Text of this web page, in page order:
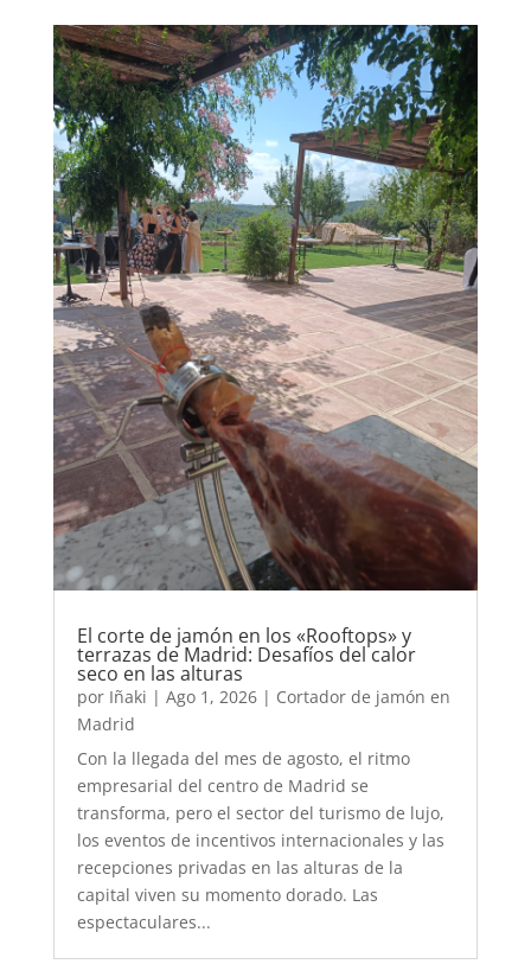
El corte de jamón en los «Rooftops» y
terrazas de Madrid: Desafíos del calor
seco en las alturas
por Iñaki | Ago 1, 2026| Cortador de jamón en
Madrid
Con la llegada del mes de agosto, el ritmo
empresarial del centro de Madrid se
transforma, pero el sector del turismo de lujo,
los eventos de incentivos internacionales y las
recepciones privadas en las alturas de la
capital viven su momento dorado. Las
espectaculares...